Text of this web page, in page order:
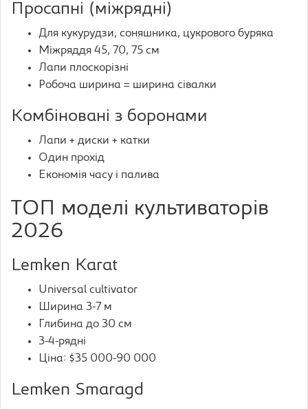
Просапні (міжрядні)
Для кукурудзи, соняшника, цукрового буряка
Міжряддя 45, 70, 75 см
Лапи плоскорізні
Робоча ширина = ширина сівалки
Комбіновані з боронами
Лапи + диски + катки
Один прохід
Економія часу і палива
ТОП моделі культиваторів
2026
Lemken Karat
Universal cultivator
Ширина 3-7 м
Глибина до 30 см
3-4-рядні
Ціна: $35 000-90 000
Lemken Smaragd